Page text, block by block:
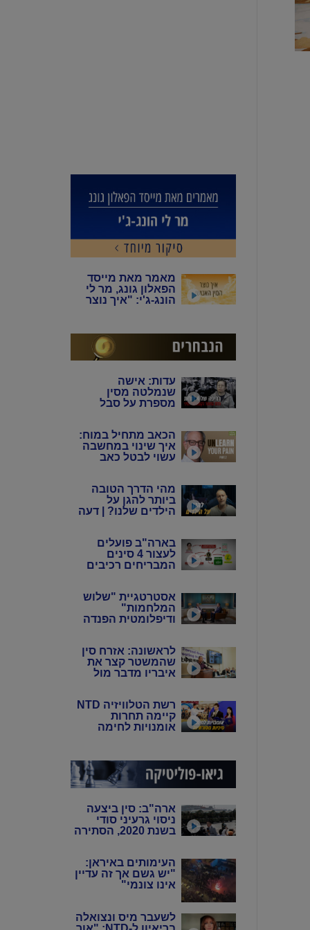
מאמר מאת מייסד
הפאלון גונג, מר לי
הונג-ג'י: "איך נוצר
עדות: אישה
שנמלטה מסין
מספרת על סבל
הקומוניסטי הסיני
הכאב מתחיל במוח:
איך שינוי במחשבה
עשוי לבטל כאב
מהי הדרך הטובה
ביותר להגן על
הילדים שלנו? | דעה
בארה"ב פועלים
לעצור 4 סינים
המבריחים רכיבים
באיראן
אסטרטגיית "שלוש
המלחמות"
ודיפלומטית הפנדה
לראשונה: אזרח סין
שהמשטר קצר את
איבריו מדבר מול
רשת הטלוויזיה NTD
קיימה תחרות
אומנויות לחימה
ארה"ב: סין ביצעה
ניסוי גרעיני סודי
בשנת 2020, הסתירה
מערכות הניטור
העימותים באיראן:
"יש גשם אך זה עדיין
אינו צונמי"
לשעבר מיס ונצואלה